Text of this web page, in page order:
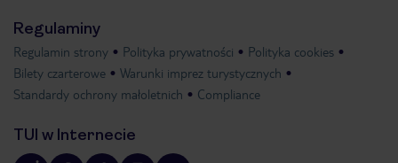
Regulaminy
Regulamin strony Polityka prywatności
Polityka cookies
Bilety czarterowe
Warunki imprez turystycznych
Standardy ochrony małoletnich
Compliance
TUI w Internecie